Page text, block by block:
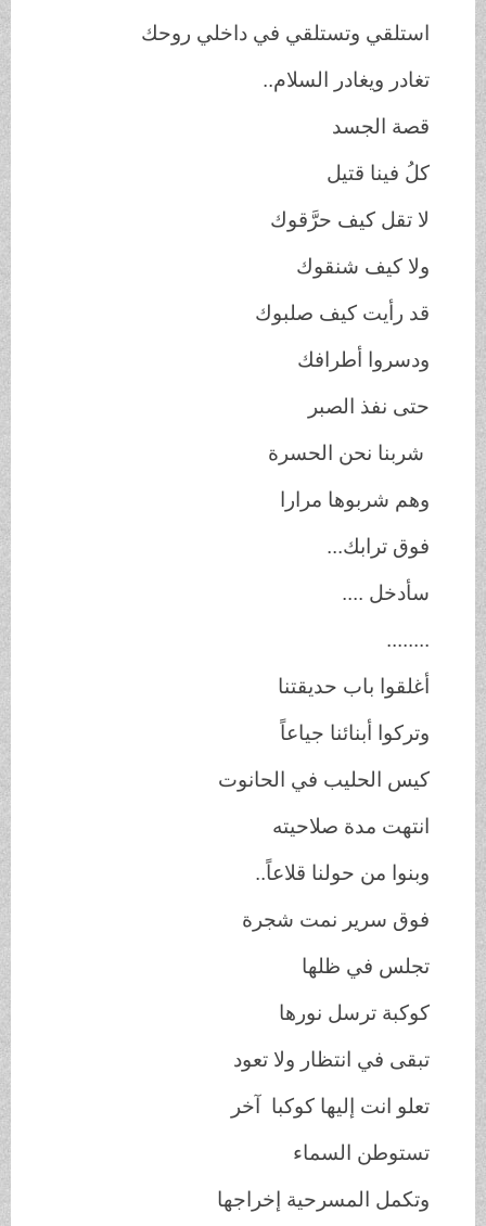
استلقي وتستلقي في داخلي روحك
تغادر ويغادر السلام..
قصة الجسد
كلُ فينا قتيل
لا تقل كيف حرَّقوك
ولا كيف شنقوك
قد رأيت كيف صلبوك
ودسروا أطرافك
حتى نفذ الصبر
شربنا نحن الحسرة
وهم شربوها مرارا
فوق ترابك...
سأدخل ....
........
أغلقوا باب حديقتنا
وتركوا أبنائنا جياعاً
كيس الحليب في الحانوت
انتهت مدة صلاحيته
وبنوا من حولنا قلاعاً..
فوق سرير نمت شجرة
تجلس في ظلها
كوكبة ترسل نورها
تبقى في انتظار ولا تعود
تعلو انت إليها كوكبا آخر
تستوطن السماء
وتكمل المسرحية إخراجها